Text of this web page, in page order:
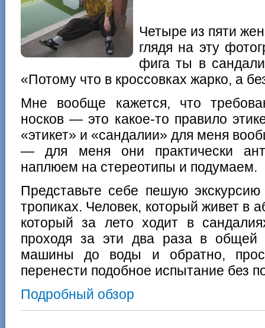
Четыре из пяти
глядя на эту
фига ты в
«Потому что в кроссовках жарко, а
Мне вообще кажется, что
носков — это какое-то правило
«этикет» и «сандалии» для меня
— для меня они практически
наплюем на стереотипы и подумаем.
Представьте себе пешую
тропиках. Человек, который живет в
который за лето ходит в
проходя за эти два раза в общей
машины до воды и обратно,
перенести подобное испытание без
Подробный обзор